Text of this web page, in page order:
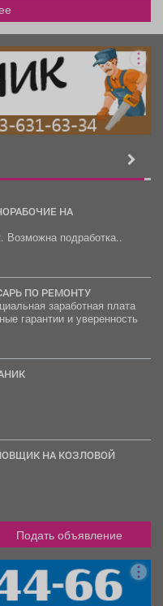
Возможна подработка..
ПО РЕМОНТУ
заработная плата
гарантии и уверенность
НА КОЗЛОВОЙ
Подать объявление